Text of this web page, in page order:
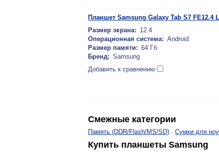
Планшет Samsung Galaxy Tab S7 FE12.4
Размер экрана: 12.4
Операционная система: Android
Размер памяти: 64 Гб
Бренд: Samsung
Добавить к сравнению
Смежные категории
Память (DDR/Flash/MS/SD) · Сумки для
Купить планшеты Samsung